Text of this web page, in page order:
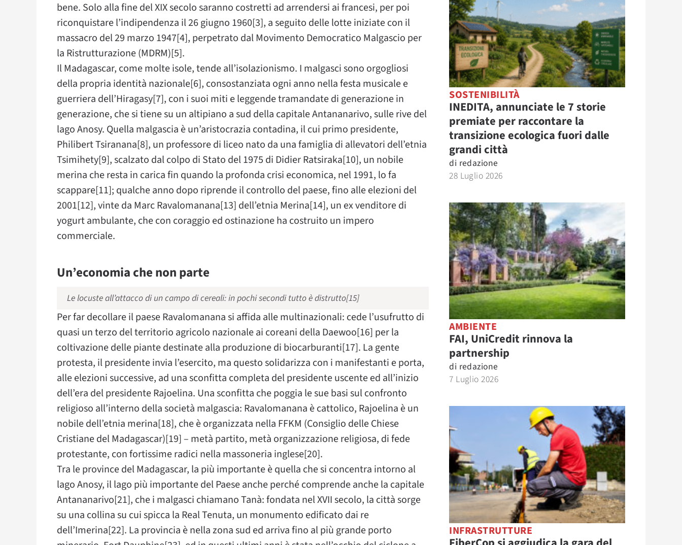
bene. Solo alla fine del XIX secolo saranno costretti ad arrendersi ai francesi, per poi
riconquistare l’indipendenza il 26 giugno 1960[3], a seguito delle lotte iniziate con il
massacro del 29 marzo 1947[4], perpetrato dal Movimento Democratico Malgascio per
la Ristrutturazione (MDRM)[5].
Il Madagascar, come molte isole, tende all’isolazionismo. I malgasci sono orgogliosi
della propria identità nazionale[6], consostanziata ogni anno nella festa musicale e
guerriera dell’Hiragasy[7], con i suoi miti e leggende tramandate di generazione in
generazione, che si tiene su un altipiano a sud della capitale Antananarivo, sulle rive del
lago Anosy. Quella malgascia è un’aristocrazia contadina, il cui primo presidente,
Philibert Tsiranana[8], un professore di liceo nato da una famiglia di allevatori dell’etnia
Tsimihety[9], scalzato dal colpo di Stato del 1975 di Didier Ratsiraka[10], un nobile
merina che resta in carica fin quando la profonda crisi economica, nel 1991, lo fa
scappare[11]; qualche anno dopo riprende il controllo del paese, fino alle elezioni del
2001[12], vinte da Marc Ravalomanana[13] dell’etnia Merina[14], un ex venditore di
yogurt ambulante, che con coraggio ed ostinazione ha costruito un impero
commerciale.
Un’economia che non parte
Le locuste all’attacco di un campo di cereali: in pochi secondi tutto è distrutto[15]
Per far decollare il paese Ravalomanana si affida alle multinazionali: cede l’usufrutto di
quasi un terzo del territorio agricolo nazionale ai coreani della Daewoo[16] per la
coltivazione delle piante destinate alla produzione di biocarburanti[17]. La gente
protesta, il presidente invia l’esercito, ma questo solidarizza con i manifestanti e porta,
alle elezioni successive, ad una sconfitta completa del presidente uscente ed all’inizio
dell’era del presidente Rajoelina. Una sconfitta che poggia le sue basi sul confronto
religioso all’interno della società malgascia: Ravalomanana è cattolico, Rajoelina è un
nobile dell’etnia merina[18], che è organizzata nella FFKM (Consiglio delle Chiese
Cristiane del Madagascar)[19] – metà partito, metà organizzazione religiosa, di fede
protestante, con fortissime radici nella massoneria inglese[20].
Tra le province del Madagascar, la più importante è quella che si concentra intorno al
lago Anosy, il lago più importante del Paese anche perché comprende anche la capitale
Antananarivo[21], che i malgasci chiamano Tanà: fondata nel XVII secolo, la città sorge
su una collina su cui spicca la Real Tenuta, un monumento edificato dai re
dell’Imerina[22]. La provincia è nella zona sud ed arriva fino al più grande porto
SOSTENIBILITÀ
INEDITA, annunciate le 7 storie
premiate per raccontare la
transizione ecologica fuori dalle
grandi città
di redazione
28 Luglio 2026
AMBIENTE
FAI, UniCredit rinnova la
partnership
di redazione
7 Luglio 2026
INFRASTRUTTURE